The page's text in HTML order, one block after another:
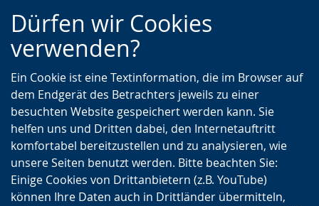
Zur
Hauptnavigation
Zur
Seitennavigation
Zum
Inhalt
Dürfen wir Cookies
verwenden?
Ein Cookie ist eine Textinformation, die im Browser auf
dem Endgerät des Betrachters jeweils zu einer
besuchten Website gespeichert werden kann. Sie
helfen uns und Dritten dabei, den Internetauftritt
komfortabel bereitzustellen und zu analysieren, wie
unsere Seiten benutzt werden. Bitte beachten Sie:
Einige Cookies von Drittanbietern (z.B. YouTube)
können Ihre Daten auch in Drittländer übermitteln,